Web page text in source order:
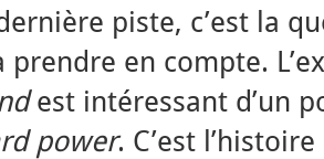
piste, c’est la
prendre en compte.
est intéressant d’un
power. C’est